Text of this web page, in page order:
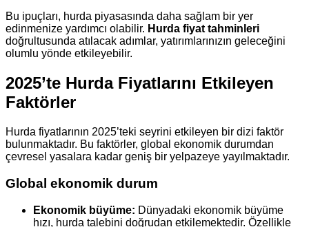
Bu ipuçları, hurda piyasasında daha sağlam bir yer
edinmenize yardımcı olabilir. Hurda fiyat tahminleri
doğrultusunda atılacak adımlar, yatırımlarınızın geleceğini
olumlu yönde etkileyebilir.
2025’te Hurda Fiyatlarını Etkileyen
Faktörler
Hurda fiyatlarının 2025’teki seyrini etkileyen bir dizi faktör
bulunmaktadır. Bu faktörler, global ekonomik durumdan
çevresel yasalara kadar geniş bir yelpazeye yayılmaktadır.
Global ekonomik durum
Ekonomik büyüme: Dünyadaki ekonomik büyüme
hızı, hurda talebini doğrudan etkilemektedir. Özellikle